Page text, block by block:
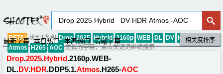
最新字幕 本日热门 本周热门 贡献字幕 默认排序
评分排序
相关度排序
BETA!找到1条和Drop 2025 Hybrid 2160p WEB DL DV HDR DDP5 1
Atmos H265 AOC类似的字幕，点击关键词继续搜索
Drop.2025.Hybrid .2160p.WEB-
DL.DV.HDR.DDP5.1.Atmos.H265-AOC